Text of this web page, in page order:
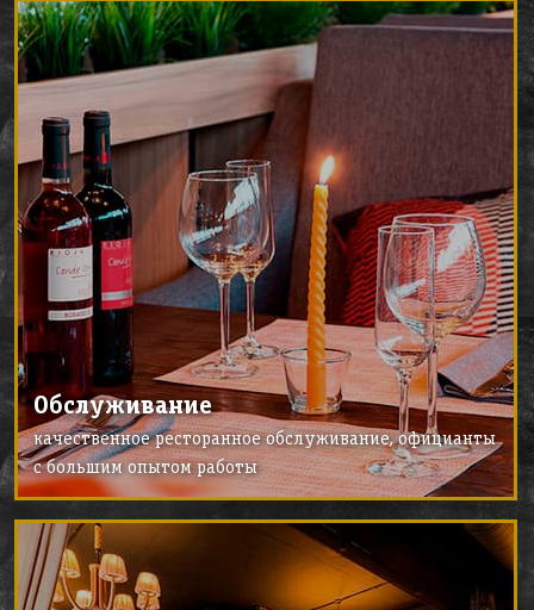
Обслуживание
качественное ресторанное обслуживание, официанты
с большим опытом работы